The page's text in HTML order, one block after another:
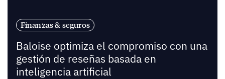
Finanzas & seguros
Baloise optimiza el compromiso con una
gestión de reseñas basada en
inteligencia artificial